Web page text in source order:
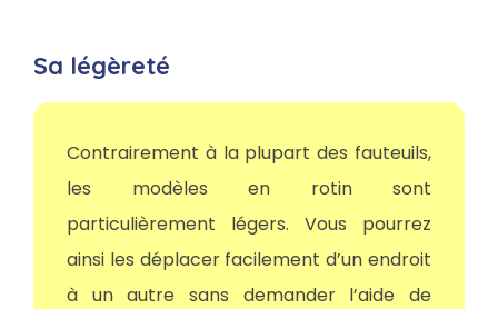
Sa légèreté
Contrairement à la plupart des fauteuils,
les modèles en rotin sont
particulièrement légers. Vous pourrez
ainsi les déplacer facilement d’un endroit
à un autre sans demander l’aide de